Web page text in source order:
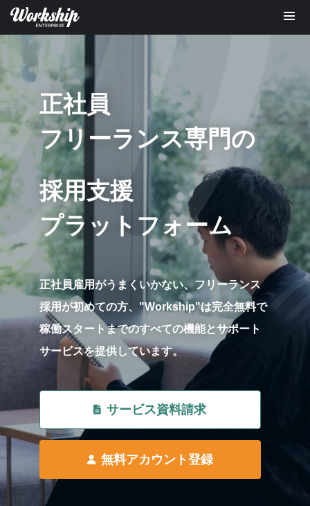
正社員
フリーランス専門の
採用支援
プラットフォーム
正社員雇用がうまくいかない、フリーランス
採用が初めての方、 "Workship"は完全無料で
稼働スタートまでのすべての機能とサポート
サービスを提供しています。
サービス資料請求
無料アカウント登録